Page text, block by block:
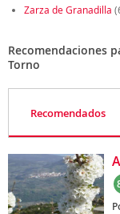
Zarza de Granadilla
Recomendaciones
Torno
Recomendados